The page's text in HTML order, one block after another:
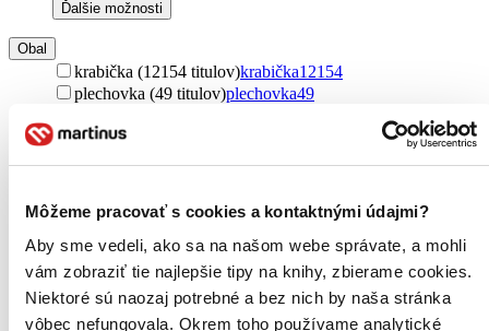
Môžeme pracovať s cookies a kontaktnými údajmi?
Aby sme vedeli, ako sa na našom webe správate, a mohli
vám zobraziť tie najlepšie tipy na knihy, zbierame cookies.
Niektoré sú naozaj potrebné a bez nich by naša stránka
vôbec nefungovala. Okrem toho používame analytické
Ďalšie možnosti
Obal
krabička (12154 titulov)krabička12154
plechovka (49 titulov)plechovka49
vákuové balenie (8 titulov)
zakladač (1 titul)
zakladač
Ďalšie možnosti
Materiál
látkový (7 titulov) látkový
vhodné do vody (3 tituly)vhodné do vody3